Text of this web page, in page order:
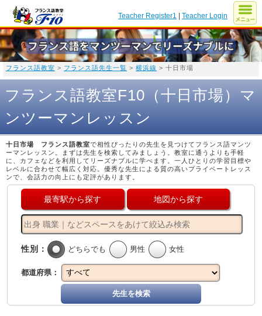
Teacher Register1 |Teacher Login
フランス語教室 > フランス語先生一覧 > 横浜線 > 十日市場
フランス語教室F10（十日市場）マ
ンツーマンレッスン
十日市場 フランス語教室で相性ぴったりの先生を見つけてフランス語マンツ
ーマンレッスン。まずは先生を検索してみましょう。教室に通うよりも手軽
に、カフェなどを利用してリーズナブルに学べます。一人ひとりの学習目標や
レベルに合わせて幅広く対応。優秀な先生による質の高いプライベートレッス
ンで、会話力の向上にも定評があります。
最寄駅から探す 地図から探す
性別： どちらでも 男性 女性
都道府県：
先生を検索